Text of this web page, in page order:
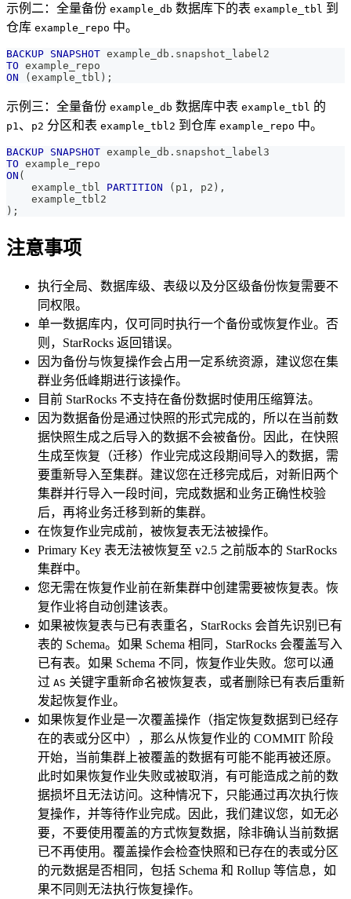
示例二：全量备份 example_db 数据库下的表 example_tbl 到
仓库 example_repo 中。
BACKUP SNAPSHOT example_db . snapshot_label2
TO example_repo
ON
( example_tbl ) ;
示例三：全量备份 example_db 数据库中表 example_tbl 的
p1 、 p2 分区和表 example_tbl2 到仓库 example_repo 中。
BACKUP SNAPSHOT example_db . snapshot_label3
TO example_repo
ON (
    example_tbl
PARTITION ( p1 , p2 ) ,
    example_tbl2
) ;
注意事项
执行全局、数据库级、表级以及分区级备份恢复需要不
同权限。
单一数据库内，仅可同时执行一个备份或恢复作业。否
则，StarRocks 返回错误。
因为备份与恢复操作会占用一定系统资源，建议您在集
群业务低峰期进行该操作。
目前 StarRocks 不支持在备份数据时使用压缩算法。
因为数据备份是通过快照的形式完成的，所以在当前数
据快照生成之后导入的数据不会被备份。因此，在快照
生成至恢复（迁移）作业完成这段期间导入的数据，需
要重新导入至集群。建议您在迁移完成后，对新旧两个
集群并行导入一段时间，完成数据和业务正确性校验
后，再将业务迁移到新的集群。
在恢复作业完成前，被恢复表无法被操作。
Primary Key 表无法被恢复至 v2.5 之前版本的 StarRocks
集群中。
您无需在恢复作业前在新集群中创建需要被恢复表。恢
复作业将自动创建该表。
如果被恢复表与已有表重名，StarRocks 会首先识别已有
表的 Schema。如果 Schema 相同，StarRocks 会覆盖写入
已有表。如果 Schema 不同，恢复作业失败。您可以通
过 AS 关键字重新命名被恢复表，或者删除已有表后重新
发起恢复作业。
如果恢复作业是一次覆盖操作（指定恢复数据到已经存
在的表或分区中），那么从恢复作业的 COMMIT 阶段
开始，当前集群上被覆盖的数据有可能不能再被还原。
此时如果恢复作业失败或被取消，有可能造成之前的数
据损坏且无法访问。这种情况下，只能通过再次执行恢
复操作，并等待作业完成。因此，我们建议您，如无必
要，不要使用覆盖的方式恢复数据，除非确认当前数据
已不再使用。覆盖操作会检查快照和已存在的表或分区
的元数据是否相同，包括 Schema 和 Rollup 等信息，如
果不同则无法执行恢复操作。